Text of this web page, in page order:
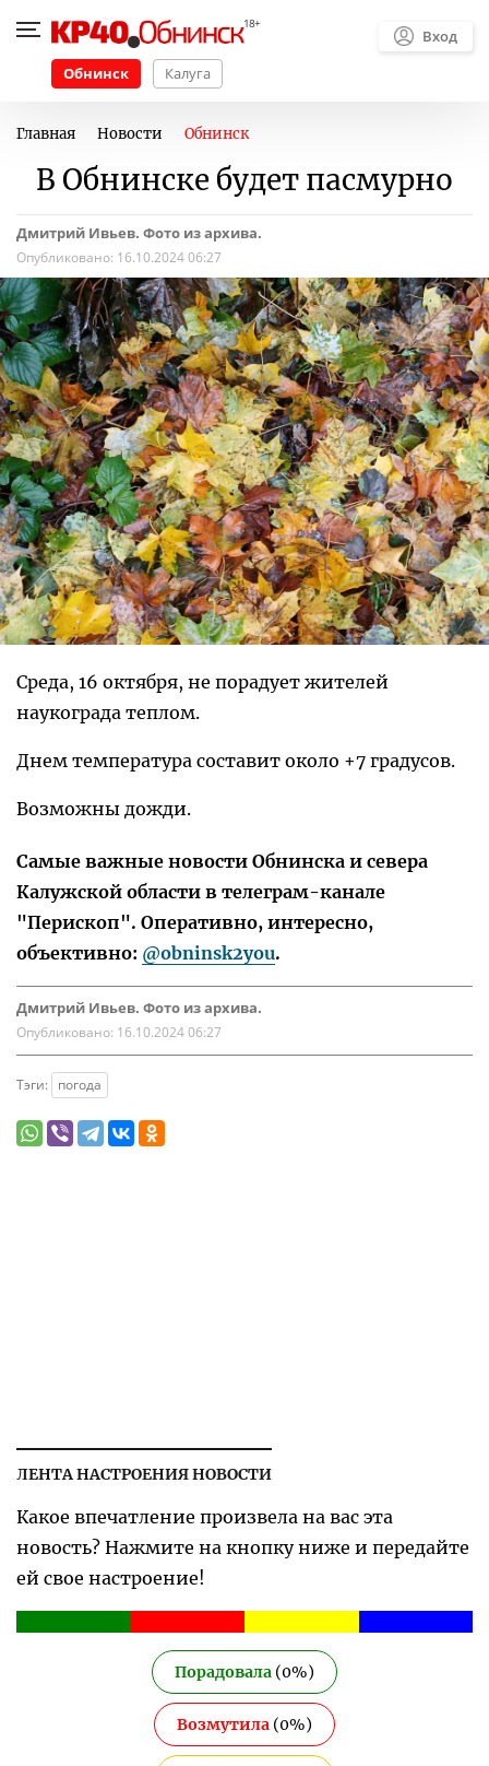
Обнинск Калуга
Вход
Главная Новости Обнинск
В Обнинске будет пасмурно
Дмитрий Ивьев. Фото из архива.
Опубликовано: 16.10.2024 06:27
Среда, 16 октября, не порадует жителей
наукограда теплом.
Днем температура составит около +7 градусов.
Возможны дожди.
Самые важные новости Обнинска и севера
Калужской области в телеграм-канале
"Перископ". Оперативно, интересно,
объективно: @obninsk2you.
Дмитрий Ивьев. Фото из архива.
Опубликовано: 16.10.2024 06:27
Тэги: погода
ЛЕНТА НАСТРОЕНИЯ НОВОСТИ
Какое впечатление произвела на вас эта
новость? Нажмите на кнопку ниже и передайте
ей свое настроение!
Порадовала (0%)
Возмутила (0%)